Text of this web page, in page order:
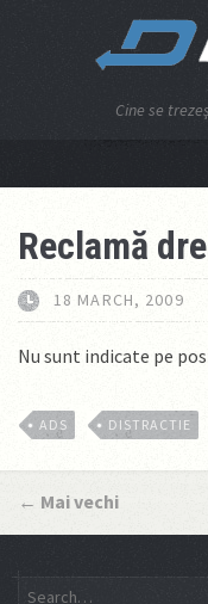
Cine se
Reclamă
18 MARCH, 2009
Nu sunt indicate pe
ADS DISTRACTIE
← Mai vechi